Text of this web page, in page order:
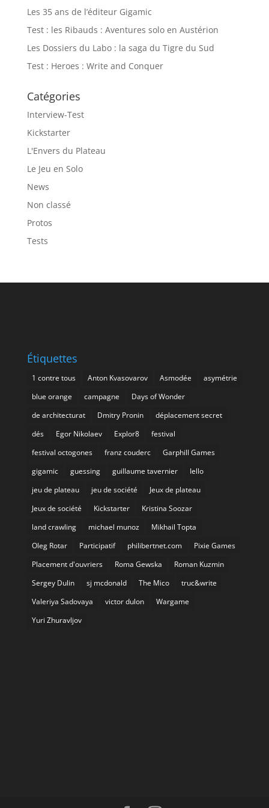
Les 35 ans de l’éditeur Gigamic
Test : les Ribauds : Aventures solo en Austérion
Les Dossiers du Labo : la saga du Tigre du Sud
Test : Heroes : Write and Conquer
Catégories
Interview-Test
Kickstarter
L'Envers du Plateau
Le Jeu en Solo
News
Non classé
Protos
Tests
Étiquettes
1 contre tous Anton Kvasovarov Asmodée
asymétrie
blue orange
campagne
Days of Wonder
de architecturat
Dmitry Pronin
déplacement secret
dés
Egor Nikolaev Explor8
festival
festival octogones
franz couderc
Garphill Games
gigamic
guessing guillaume tavernier
Iello
jeu de plateau
jeu de société
Jeux de plateau
Jeux de société
Kickstarter
Kristina Soozar
land crawling
michael munoz
Mikhail Topta
Oleg Rotar
Participatif philibertnet.com
Pixie Games
Placement d'ouvriers
Roma Gewska
Roman Kuzmin
Sergey Dulin
sj mcdonald The Mico
truc&write
Valeriya Sadovaya
victor dulon
Wargame
Yuri Zhuravljov